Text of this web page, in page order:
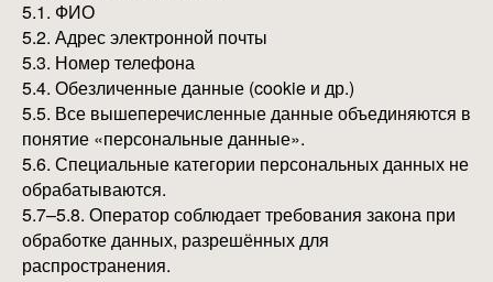
5.1. ФИО
5.2. Адрес электронной почты
5.3. Номер телефона
5.4. Обезличенные данные (cookie и др.)
5.5. Все вышеперечисленные данные объединяются в
понятие «персональные данные».
5.6. Специальные категории персональных данных не
обрабатываются.
5.7–5.8. Оператор соблюдает требования закона при
обработке данных, разрешённых для
распространения.